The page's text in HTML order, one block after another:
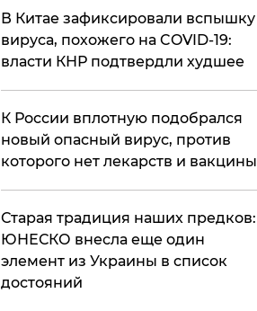
В Китае зафиксировали вспышку
вируса, похожего на COVID-19:
власти КНР подтвердли худшее
К России вплотную подобрался
новый опасный вирус, против
которого нет лекарств и вакцины
​Старая традиция наших предков:
ЮНЕСКО внесла еще один
элемент из Украины в список
достояний